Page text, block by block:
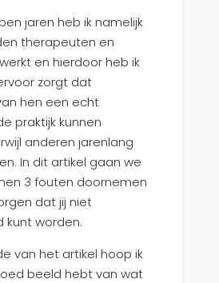
jaren heb ik namelijk
therapeuten en
en hierdoor heb ik
zorgt dat
hen een echt
praktijk kunnen
anderen jarenlang
In dit artikel gaan we
3 fouten doornemen
dat jij niet
kunt worden.
van het artikel hoop ik
beeld hebt van wat